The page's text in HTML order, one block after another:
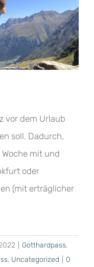
vor dem Urlaub
soll. Dadurch,
mit und
oder
(mit erträglicher
Gotthardpass,
, Uncategorized
0